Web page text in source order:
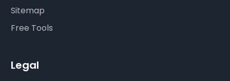
Sitemap
Free Tools
Legal